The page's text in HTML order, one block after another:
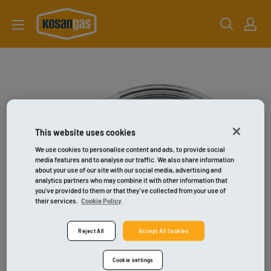
kosangas-
shop
This website uses cookies
We use cookies to personalise content and ads, to provide social
media features and to analyse our traffic. We also share information
about your use of our site with our social media, advertising and
analytics partners who may combine it with other information that
you’ve provided to them or that they’ve collected from your use of
their services.
Cookie Policy
Reject All Accept All Cookies
Cookie settings